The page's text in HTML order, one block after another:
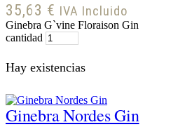
35,63 € IVA Incluido
Ginebra G`vine Floraison Gin
cantidad
Hay existencias
Ginebra Nordes Gin